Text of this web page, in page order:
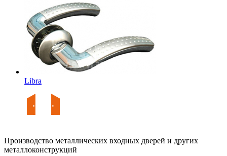
Libra
Производство металлических входных дверей и других
металлоконструкций